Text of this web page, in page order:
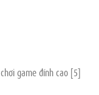
game đỉnh cao [5]